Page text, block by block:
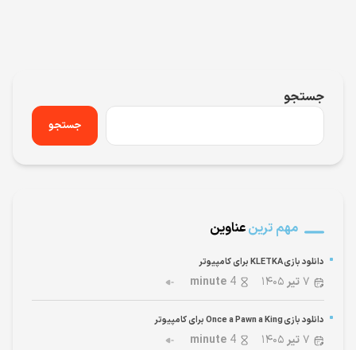
جستجو
جستجو
مهم ترینعناوین
دانلود بازی KLETKA برای کامپیوتر
۷تیر ۱۴۰۵ 4
minute
دانلود بازی Once a Pawn a King برای کامپیوتر
۷تیر ۱۴۰۵ 4
minute